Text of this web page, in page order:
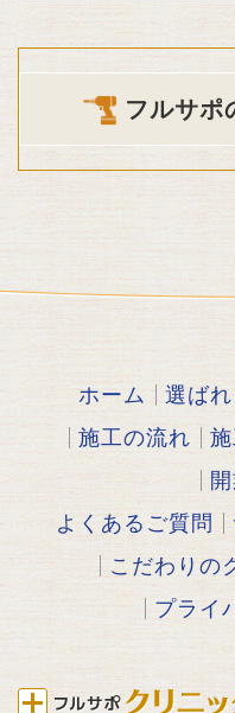
フルサポ
ホーム 選ば
施工の流れ
よくあるご質問
こだわりの
プライ